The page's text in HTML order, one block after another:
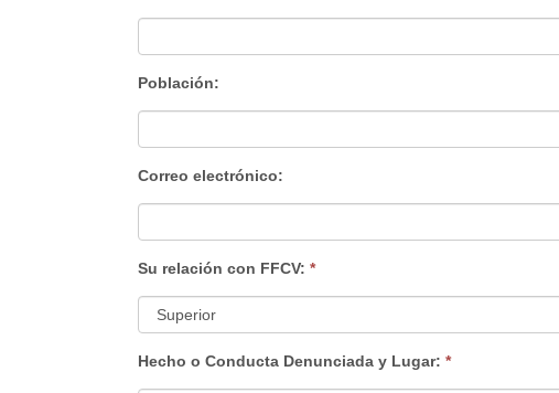
Población:
Correo electrónico:
Su relación con FFCV: *
Hecho o Conducta Denunciada y Lugar: *